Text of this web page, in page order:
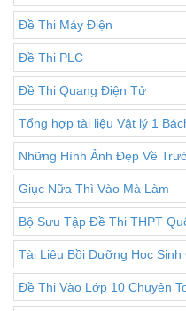
Đề Thi Máy Điện
Đề Thi PLC
Đề Thi Quang Điện Tử
Tổng hợp tài liệu Vật lý 1
Những Hình Ảnh Đẹp Về
Giục Nữa Thì Vào Mà Làm
Bộ Sưu Tập Đề Thi THPT
Tài Liệu Bồi Dưỡng Học Sinh
Đề Thi Vào Lớp 10 Chuyên